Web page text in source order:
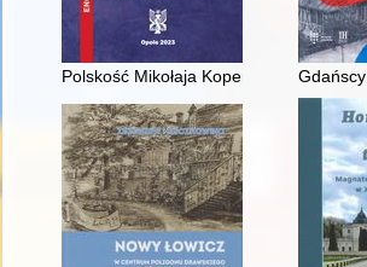
Polskość Mikołaja Kopernika z rodu